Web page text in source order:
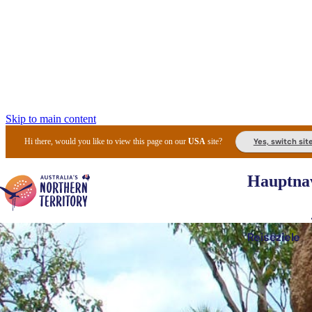
Skip to main content
Hi there, would you like to view this page on ourUSA site? Yes, switch
Reiseziele